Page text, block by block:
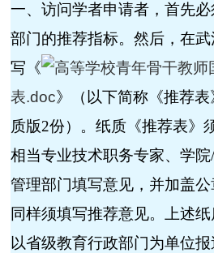
一、访问学者申请者，首先
部门的推荐指标。然后，在
写《
高等学校青年骨干教
表.doc》（以下简称《推荐表
质版2份）。纸质《推荐表》
相当专业技术职务专家、学院
管理部门填写意见，并加盖公
同样须填写推荐意见。上述纸
以省级教育行政部门为单位